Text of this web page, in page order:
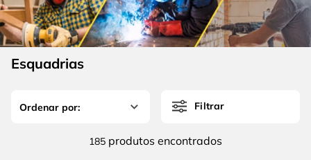
Esquadrias
Filtrar
185 produtos
6º fio
7º serra copo
8º disco corte
chave impacto
4 º esmerilhadeira
5º serra circular
º
disco corte